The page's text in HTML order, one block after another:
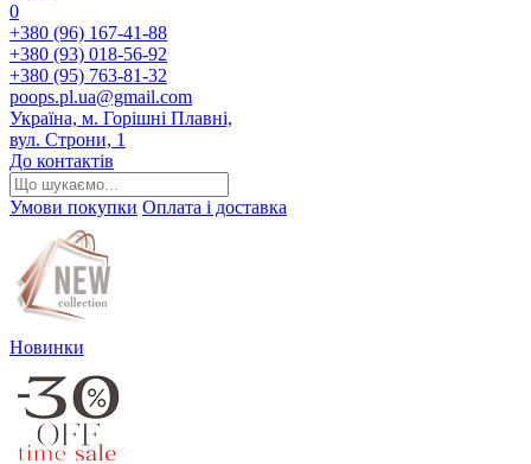
0
+380 (96) 167-41-88
+380 (93) 018-56-92
+380 (95) 763-81-32
poops.pl.ua@gmail.com
Україна, м. Горішні Плавні,
вул. Строни, 1
До контактів
Умови покупки Оплата і доставка
Новинки